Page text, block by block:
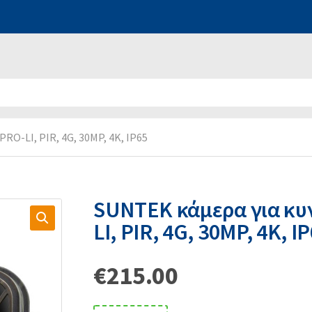
LI, PIR, 4G, 30MP, 4K, IP65
SUNTEK κάμερα για
LI, PIR, 4G, 30MP, 4K,
€215.00